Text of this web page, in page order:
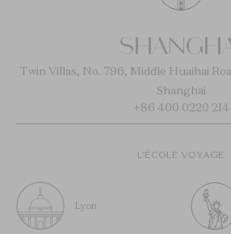
Twin Villas, No. 796, Middle Huaihai
Shanghai
+86 400 0220 214
L’ÉCOLE VOYAGE
Lyon